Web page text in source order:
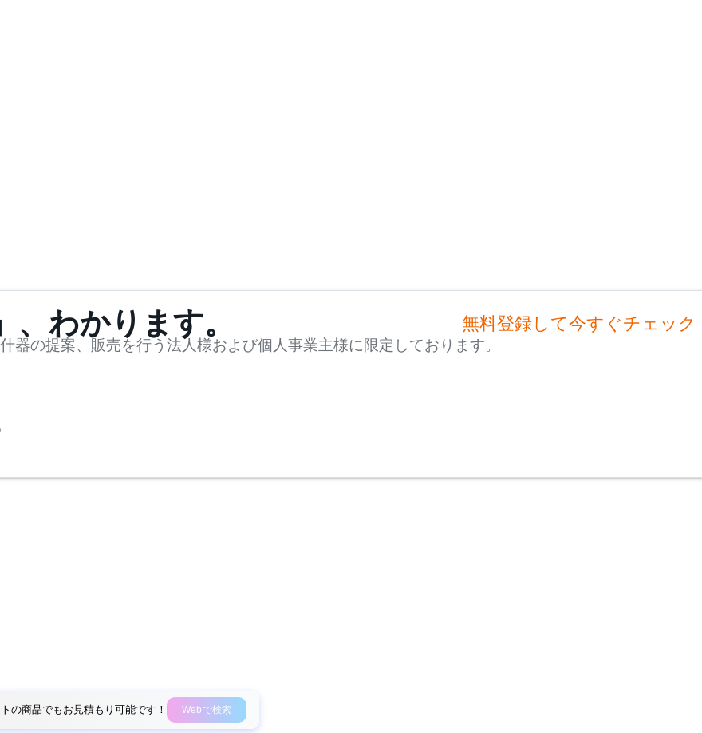
わかります。 無料登録して今すぐチェック
器の提案、販売を行う法人様および個人事業主様に限定しております。
の商品でもお見積もり可能です！ Webで検索